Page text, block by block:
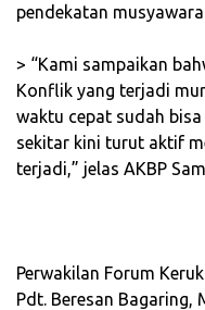
pendekatan
‎> “Kami sampaikan
Konflik yang terjadi
waktu cepat sudah
sekitar kini turut aktif
terjadi,” jelas AKBP
‎Perwakilan Forum
Pdt. Beresan Bagaring,